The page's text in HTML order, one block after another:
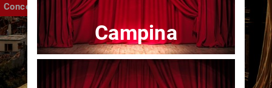
Concert
Campina